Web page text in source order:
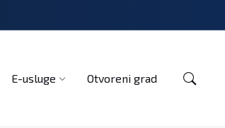
E-usluge Otvoreni grad